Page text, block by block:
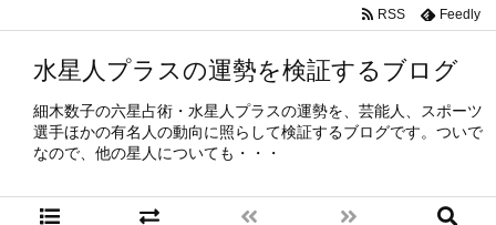
水星人プラスの運勢を検証するブログ
細木数子の六星占術・水星人プラスの運勢を、芸能人、スポーツ
選手ほかの有名人の動向に照らして検証するブログです。ついで
なので、他の星人についても・・・
RSS Feedly